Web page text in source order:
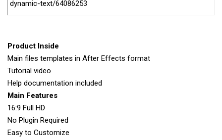
dynamic-text/64086253
Product Inside
Main files templates in After Effects format
Tutorial video
Help documentation included
Main Features
16:9 Full HD
No Plugin Required
Easy to Customize